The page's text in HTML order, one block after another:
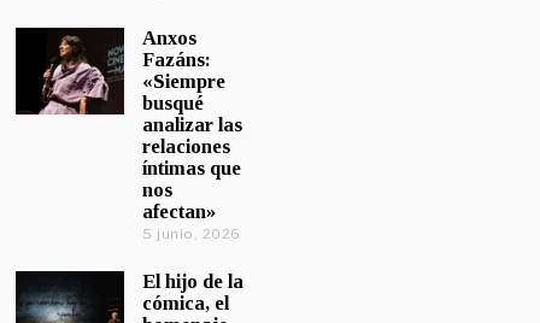
Anxos
Fazáns:
«Siempre
busqué
analizar las
relaciones
íntimas que
nos
afectan»
5 junio, 2026
El hijo de la
cómica, el